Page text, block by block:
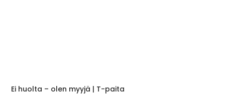
Ei huolta – olen myyjä | T-paita